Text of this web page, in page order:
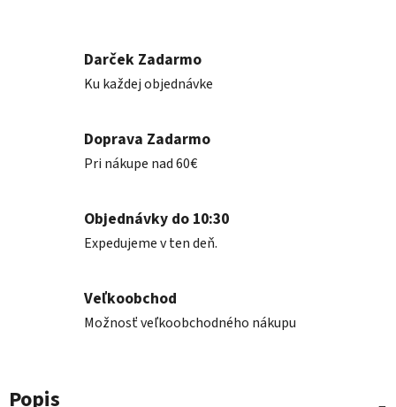
Darček Zadarmo
Ku každej objednávke
Doprava Zadarmo
Pri nákupe nad 60€
Objednávky do 10:30
Expedujeme v ten deň.
Veľkoobchod
Možnosť veľkoobchodného nákupu
Popis